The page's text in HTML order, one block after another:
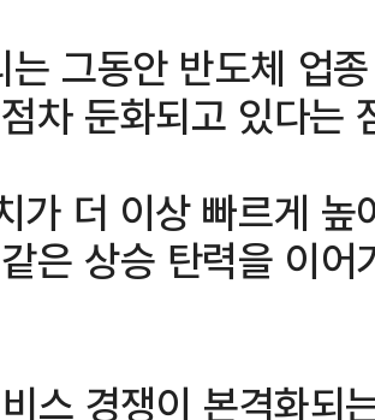
는 그동안 반도체 업
차 둔화되고 있다는
가 더 이상 빠르게
은 상승 탄력을 이
스 경쟁이 본격화되